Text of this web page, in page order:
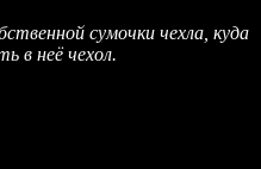
сумочки чехла, куда
в неё чехол.